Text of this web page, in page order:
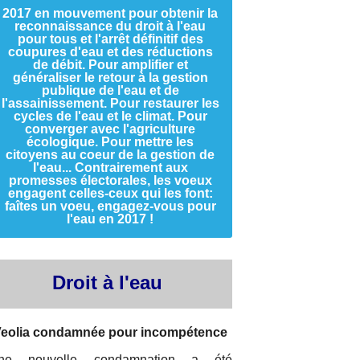
2017 en mouvement pour obtenir la
reconnaissance du droit à l'eau
pour tous et l'arrêt définitif des
coupures d'eau et des réductions
de débit. Pour amplifier et
généraliser le retour à la gestion
publique de l'eau et de
l'assainissement. Pour restaurer les
cycles de l'eau et le climat. Pour
converger avec l'agriculture
écologique. Pour mettre les
citoyens au coeur de la gestion de
l'eau... Contrairement aux
promesses électorales, les voeux
engagent celles-ceux qui les font:
faîtes un voeu, engagez-vous pour
l'eau en 2017 !
Droit à l'eau
condamnée pour incompétence